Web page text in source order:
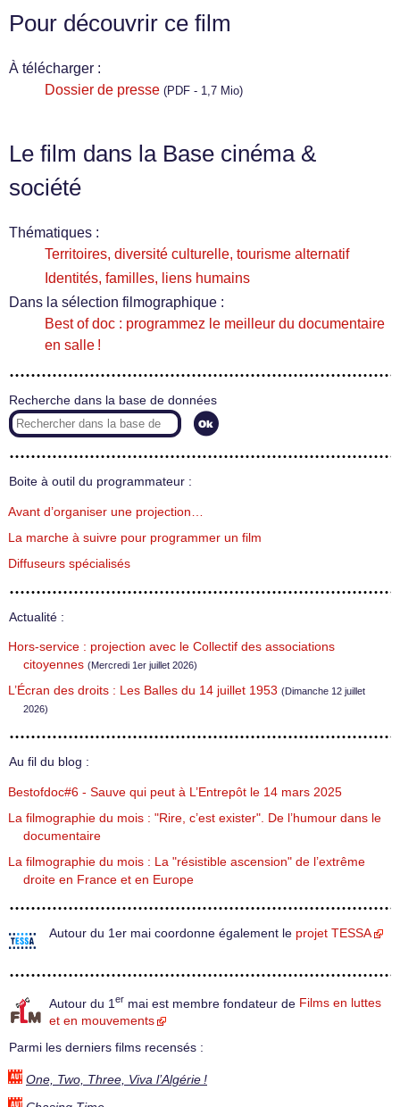
Pour découvrir ce film
À télécharger :
Dossier de presse (PDF - 1,7 Mio)
Le film dans la Base cinéma &
société
Thématiques :
Territoires, diversité culturelle, tourisme alternatif
Identités, familles, liens humains
Dans la sélection filmographique :
Best of doc : programmez le meilleur du documentaire
en salle !
Recherche dans la base de données
Boite à outil du programmateur :
Avant d’organiser une projection…
La marche à suivre pour programmer un film
Diffuseurs spécialisés
Actualité :
Hors-service : projection avec le Collectif des associations
citoyennes (Mercredi 1er juillet 2026)
L’Écran des droits : Les Balles du 14 juillet 1953 (Dimanche 12 juillet
2026)
Au fil du blog :
Bestofdoc#6 - Sauve qui peut à L’Entrepôt le 14 mars 2025
La filmographie du mois : "Rire, c’est exister". De l’humour dans le
documentaire
La filmographie du mois : La "résistible ascension" de l’extrême
droite en France et en Europe
Autour du 1er mai coordonne également le projet TESSA
Autour du 1 er mai est membre fondateur de Films en luttes
et en mouvements
Parmi les derniers films recensés :
One, Two, Three, Viva l’Algérie !